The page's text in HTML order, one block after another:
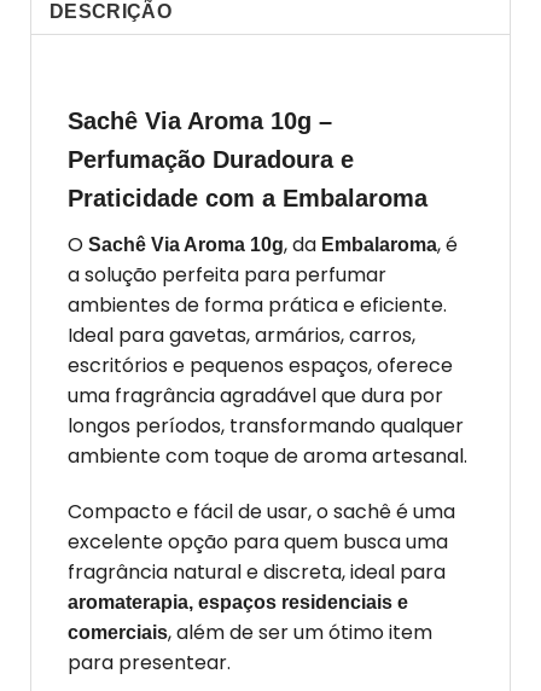
DESCRIÇÃO
Sachê Via Aroma 10g –
Perfumação Duradoura e
Praticidade com a Embalaroma
O Sachê Via Aroma 10g, da Embalaroma, é
a solução perfeita para perfumar
ambientes de forma prática e eficiente.
Ideal para gavetas, armários, carros,
escritórios e pequenos espaços, oferece
uma fragrância agradável que dura por
longos períodos, transformando qualquer
ambiente com toque de aroma artesanal.
Compacto e fácil de usar, o sachê é uma
excelente opção para quem busca uma
fragrância natural e discreta, ideal para
aromaterapia, espaços residenciais e
comerciais, além de ser um ótimo item
para presentear.